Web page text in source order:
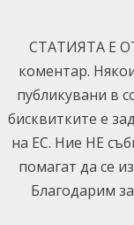
content
СТАТИЯТА Е
коментар.
публикувани в
бисквитките е
на ЕС. Ние НЕ
помагат да се
Благодарим